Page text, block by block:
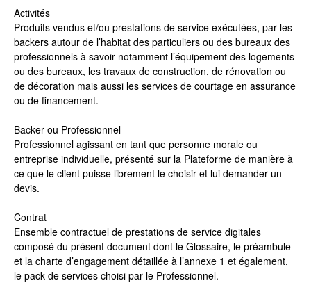
Activités
Produits vendus et/ou prestations de service exécutées, par les
backers autour de l’habitat des particuliers ou des bureaux des
professionnels à savoir notamment l’équipement des logements
ou des bureaux, les travaux de construction, de rénovation ou
de décoration mais aussi les services de courtage en assurance
ou de financement.
Backer ou Professionnel
Professionnel agissant en tant que personne morale ou
entreprise individuelle, présenté sur la Plateforme de manière à
ce que le client puisse librement le choisir et lui demander un
devis.
Contrat
Ensemble contractuel de prestations de service digitales
composé du présent document dont le Glossaire, le préambule
et la charte d’engagement détaillée à l’annexe 1 et également,
le pack de services choisi par le Professionnel.